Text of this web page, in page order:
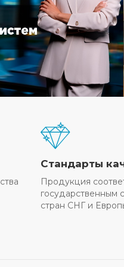
Стандарты
Продукция
государственным
стран СНГ и